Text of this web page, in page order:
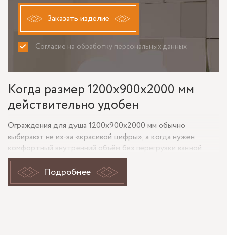
Заказать изделие
Согласие на обработку персональных данных
ПРИНИМАЮ НЕ ПРИНИМАЮ
Когда размер 1200х900х2000 мм
действительно удобен
Ограждения для душа 1200х900х2000 мм обычно
выбирают не из-за «красивой цифры», а когда нужен
комфортный внутренний объём без перегрузки ванной
комнаты. Формат 1200 на 900 мм даёт больше свободы
движения, чем компактные кабины, а высота 2000 мм
хорошо удерживает брызги и визуально смотрится
Подробнее